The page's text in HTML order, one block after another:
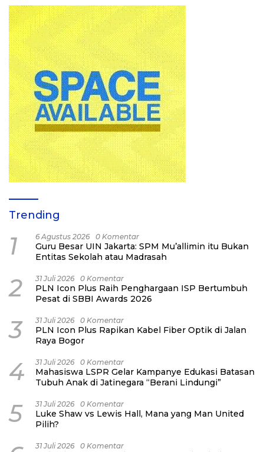
Trending
1 6 Agustus 2026 0 Komentar
Guru Besar UIN Jakarta: SPM Mu’allimin itu Bukan
Entitas Sekolah atau Madrasah
2 31 Juli 2026 0 Komentar
PLN Icon Plus Raih Penghargaan ISP Bertumbuh
Pesat di SBBI Awards 2026
3 31 Juli 2026 0 Komentar
PLN Icon Plus Rapikan Kabel Fiber Optik di Jalan
Raya Bogor
4 31 Juli 2026 0 Komentar
Mahasiswa LSPR Gelar Kampanye Edukasi Batasan
Tubuh Anak di Jatinegara “Berani Lindungi”
5 31 Juli 2026 0 Komentar
Luke Shaw vs Lewis Hall, Mana yang Man United
Pilih?
31 Juli 2026 0 Komentar